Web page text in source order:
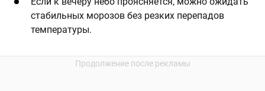
стабильных морозов без резких перепадов
температуры.